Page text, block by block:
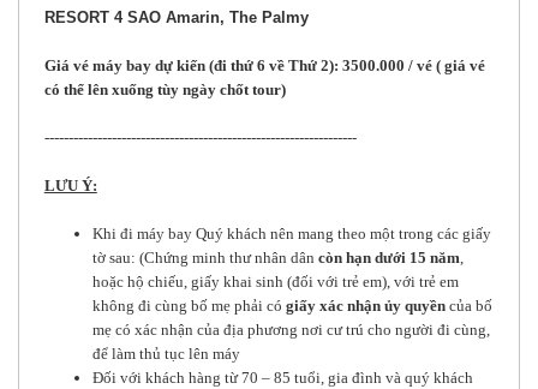
RESORT 4 SAO Amarin, The Palmy
Giá vé máy bay dự kiến (đi thứ 6 về Thứ 2): 3500.000 / vé ( giá vé
có thể lên xuống tùy ngày chốt tour)
-----------------------------------------------------------------
LƯU Ý:
Khi đi máy bay Quý khách nên mang theo một trong các giấy
tờ sau: (Chứng minh thư nhân dân còn hạn dưới 15 năm,
hoặc hộ chiếu, giấy khai sinh (đối với trẻ em), với trẻ em
không đi cùng bố mẹ phải có giấy xác nhận ủy quyền của bố
mẹ có xác nhận của địa phương nơi cư trú cho người đi cùng,
để làm thủ tục lên máy
Đối với khách hàng từ 70 – 85 tuổi, gia đình và quý khách